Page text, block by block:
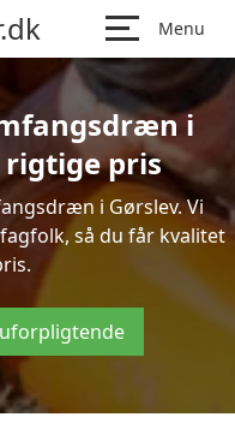
Menu
i
rigtige pris
i Gørslev. Vi
så du får kvalitet